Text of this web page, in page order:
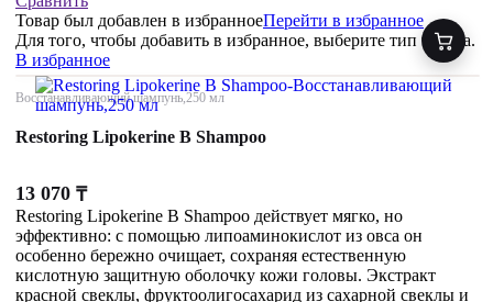
Товар был добавлен в избранноеПерейти в избранное
Для того, чтобы добавить в избранное, выберите тип товара.
В избранное
Восстанавливающий шампунь,250 мл
Restoring Lipokerine B Shampoo
13 070 ₸
Restoring Lipokerine B Shampoo действует мягко, но
эффективно: с помощью липоаминокислот из овса он
особенно бережно очищает, сохраняя естественную
кислотную защитную оболочку кожи головы. Экстракт
красной свеклы, фруктоолигосахарид из сахарной свеклы и